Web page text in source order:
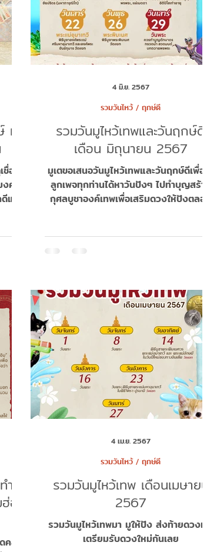
ำ
กัน
ล
ละ
รวมวันมูไหว้เทพและวันฤกษ์ดี
เดือน มิถุนายน 2567
มูเตขอเสนอวันมูไหว้เทพและวันฤกษ์ดีเพื่อให้
ลูกเพจทุกท่านได้หาวันปังๆ ไปทำบุญสร้าง
กุศลบูชาองค์เทพเพื่อเสริมดวงให้ปังตลอด
รวมวันไหว้ / ฤกษ์ดี
4 มิ.ย. 2567
ม
อ
ลัง
รวมวันมูไหว้เทพ เดือนเมษายน
2567
รวมวันมูไหว้เทพมา มูให้ปัง ส่งท้ายดวงเก่า
เตรียมรับดวงใหม่กันเลย
รวมวันไหว้ / ฤกษ์ดี
4 เม.ย. 2567